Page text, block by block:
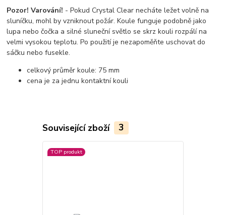
Pozor! Varování! - Pokud Crystal Clear necháte ležet volně na
sluníčku, mohl by vzniknout požár. Koule funguje podobně jako
lupa nebo čočka a silné sluneční světlo se skrz kouli rozpálí na
velmi vysokou teplotu. Po použití je nezapoměňte uschovat do
sáčku nebo fusekle.
celkový průměr koule: 75 mm
cena je za jednu kontaktní kouli
Související zboží 3
TOP produkt